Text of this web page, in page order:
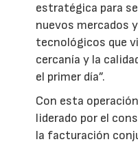
estratégica para
nuevos mercados
tecnológicos que
cercanía y la
el primer día”.
Con esta
liderado por el
la facturación